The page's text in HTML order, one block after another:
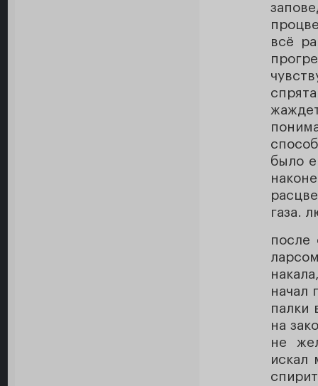
всё
было
газа.
после
начал
палки
на
не
искал